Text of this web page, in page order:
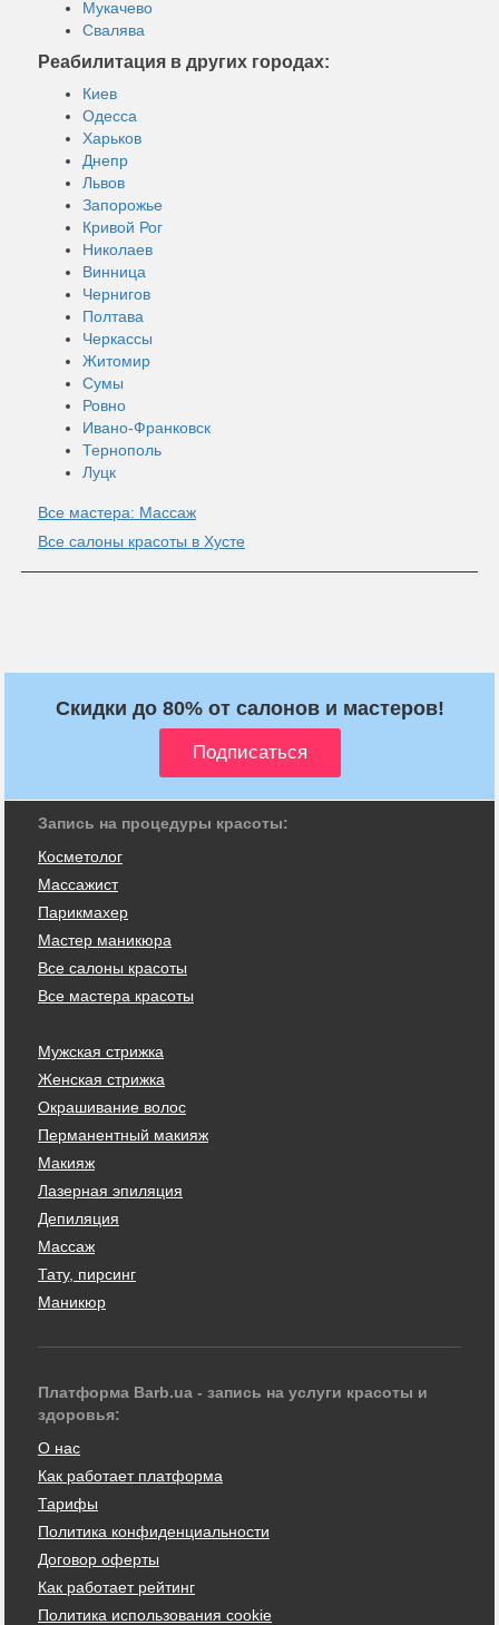
Мукачево
Свалява
Реабилитация в других городах:
Киев
Одесса
Харьков
Днепр
Львов
Запорожье
Кривой Рог
Николаев
Винница
Чернигов
Полтава
Черкассы
Житомир
Сумы
Ровно
Ивано-Франковск
Тернополь
Луцк
Все мастера: Массаж
Все салоны красоты в Хусте
Скидки до 80% от салонов и мастеров!
Запись на процедуры красоты:
Косметолог
Массажист
Парикмахер
Мастер маникюра
Все салоны красоты
Все мастера красоты
Мужская стрижка
Женская стрижка
Окрашивание волос
Перманентный макияж
Макияж
Лазерная эпиляция
Депиляция
Массаж
Тату, пирсинг
Маникюр
Платформа Barb.ua - запись на услуги красоты и
здоровья:
О нас
Как работает платформа
Тарифы
Политика конфиденциальности
Договор оферты
Как работает рейтинг
Политика использования cookie